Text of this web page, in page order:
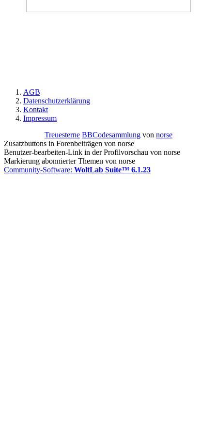
AGB
Datenschutzerklärung
Kontakt
Impressum
Treuesterne BBCodesammlung von norse
Zusatzbuttons in Forenbeiträgen von norse
Benutzer-bearbeiten-Link in der Profilvorschau von norse
Markierung abonnierter Themen von norse
Community-Software: WoltLab Suite™ 6.1.23